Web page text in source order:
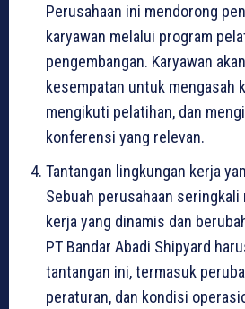
Perusahaan ini mendorong
karyawan melalui program
pengembangan. Karyawan
kesempatan untuk mengasah
mengikuti pelatihan, dan
konferensi yang relevan.
Tantangan lingkungan kerja
Sebuah perusahaan
kerja yang dinamis dan
PT Bandar Abadi Shipyard
tantangan ini, termasuk
peraturan, dan kondisi